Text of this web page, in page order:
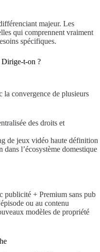
majeur. Les
qui comprennent vraiment
spécifiques.
Dirige-t-on ?
la convergence de plusieurs
des droits et
de jeux vidéo haute définition
dans l’écosystème domestique
publicité + Premium sans pub
ou au contenu
modèles de propriété